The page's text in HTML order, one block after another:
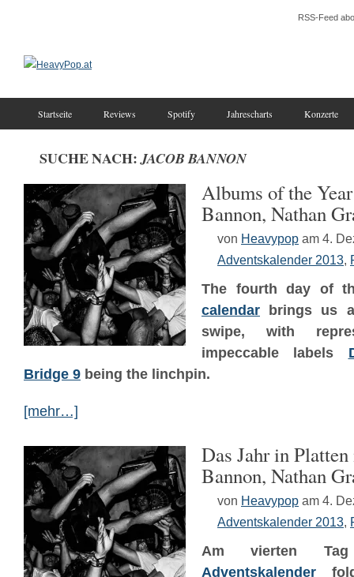
RSS-Feed
Startseite Reviews Spotify Jahrescharts Konzerte
SUCHE NACH:JACOB BANNON
Albums of the
Bannon, Nathan
von Heavypop am 4.
Adventskalender 2013,
The fourth day of
calendar brings us
swipe, with
impeccable labels
Bridge 9 being the linchpin.
[mehr…]
Das Jahr in
Bannon, Nathan
von Heavypop am 4.
Adventskalender 2013,
Am vierten
Adventskalender